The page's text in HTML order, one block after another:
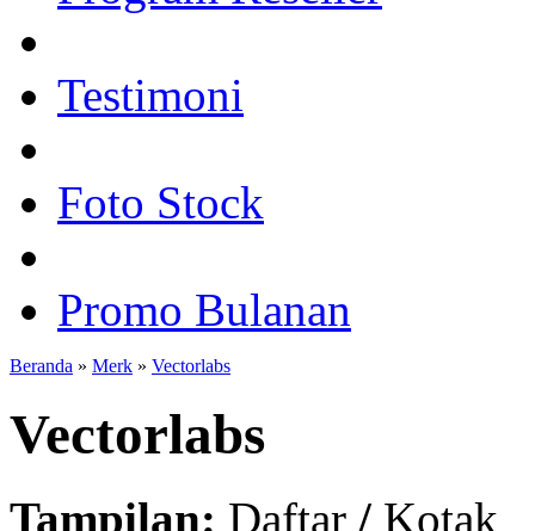
Testimoni
Foto Stock
Promo Bulanan
Beranda » Merk » Vectorlabs
Vectorlabs
Tampilan: Daftar / Kotak